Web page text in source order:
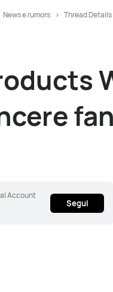
News e rumors Thread Details
Account
Segui